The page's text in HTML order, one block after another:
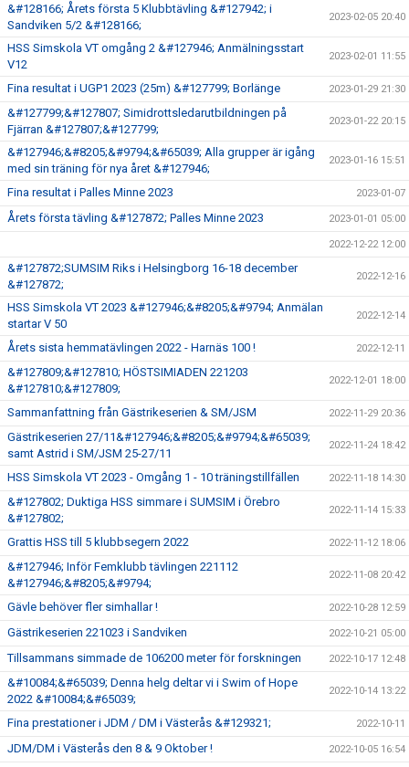
&#128166; Årets första 5 Klubbtävling &#127942; i
Sandviken 5/2 &#128166;
2023-02-05 20:40
HSS Simskola VT omgång 2 &#127946; Anmälningsstart
V12
2023-02-01 11:55
Fina resultat i UGP1 2023 (25m) &#127799; Borlänge 2023-01-29 21:30
&#127799;&#127807; Simidrottsledarutbildningen på
Fjärran &#127807;&#127799;
2023-01-22 20:15
&#127946;&#8205;&#9794;&#65039; Alla grupper är igång
med sin träning för nya året &#127946;
2023-01-16 15:51
Fina resultat i Palles Minne 2023 2023-01-07
Årets första tävling &#127872; Palles Minne 2023 2023-01-01 05:00
2022-12-22 12:00
&#127872;SUMSIM Riks i Helsingborg 16-18 december
&#127872;
2022-12-16
HSS Simskola VT 2023 &#127946;&#8205;&#9794; Anmälan
startar V 50
2022-12-14
Årets sista hemmatävlingen 2022 - Harnäs 100 ! 2022-12-11
&#127809;&#127810; HÖSTSIMIADEN 221203
&#127810;&#127809;
2022-12-01 18:00
Sammanfattning från Gästrikeserien & SM/JSM 2022-11-29 20:36
Gästrikeserien 27/11&#127946;&#8205;&#9794;&#65039;
samt Astrid i SM/JSM 25-27/11
2022-11-24 18:42
HSS Simskola VT 2023 - Omgång 1 - 10 träningstillfällen 2022-11-18 14:30
&#127802; Duktiga HSS simmare i SUMSIM i Örebro
&#127802;
2022-11-14 15:33
Grattis HSS till 5 klubbsegern 2022 2022-11-12 18:06
&#127946; Inför Femklubb tävlingen 221112
&#127946;&#8205;&#9794;
2022-11-08 20:42
Gävle behöver fler simhallar ! 2022-10-28 12:59
Gästrikeserien 221023 i Sandviken 2022-10-21 05:00
Tillsammans simmade de 106200 meter för forskningen 2022-10-17 12:48
&#10084;&#65039; Denna helg deltar vi i Swim of Hope
2022 &#10084;&#65039;
2022-10-14 13:22
Fina prestationer i JDM / DM i Västerås &#129321; 2022-10-11
JDM/DM i Västerås den 8 & 9 Oktober ! 2022-10-05 16:54